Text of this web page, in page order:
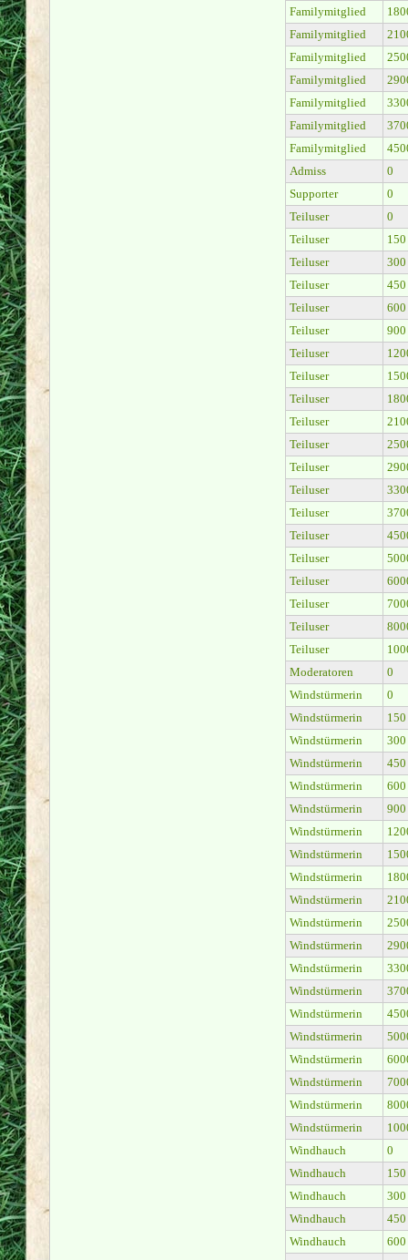
Familymitglied
Familymitglied
Familymitglied
Familymitglied
Familymitglied
Familymitglied
Familymitglied
Admiss
0
Supporter
0
Teiluser
0
Teiluser
150
Teiluser
300
Teiluser
450
Teiluser
600
Teiluser
900
Teiluser
Teiluser
Teiluser
Teiluser
Teiluser
Teiluser
Teiluser
Teiluser
Teiluser
Teiluser
Teiluser
Teiluser
Teiluser
Teiluser
Moderatoren
0
Windstürmerin
0
Windstürmerin
150
Windstürmerin
300
Windstürmerin
450
Windstürmerin
600
Windstürmerin
900
Windstürmerin
Windstürmerin
Windstürmerin
Windstürmerin
Windstürmerin
Windstürmerin
Windstürmerin
Windstürmerin
Windstürmerin
Windstürmerin
Windstürmerin
Windstürmerin
Windstürmerin
Windstürmerin
Windhauch
0
Windhauch
150
Windhauch
300
Windhauch
450
Windhauch
600